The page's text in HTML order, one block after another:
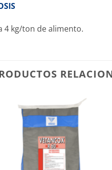
4 kg/ton de alimento.